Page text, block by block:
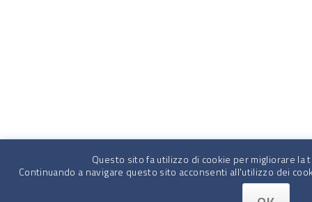
Questo sito fa utilizzo di cookie per migliorare la
Continuando a navigare questo sito acconsenti all'utilizzo dei